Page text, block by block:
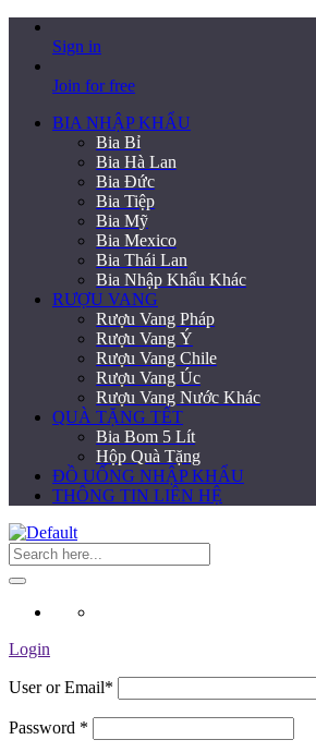
Sign in
Join for free
BIA NHẬP KHẨU
Bia Bỉ
Bia Hà Lan
Bia Đức
Bia Tiệp
Bia Mỹ
Bia Mexico
Bia Thái Lan
Bia Nhập Khẩu Khác
RƯỢU VANG
Rượu Vang Pháp
Rượu Vang Ý
Rượu Vang Chile
Rượu Vang Úc
Rượu Vang Nước Khác
QUÀ TẶNG TẾT
Bia Bom 5 Lít
Hộp Quà Tặng
ĐỒ UỐNG NHẬP KHẨU
THÔNG TIN LIÊN HỆ
Login
User or Email*
Password *